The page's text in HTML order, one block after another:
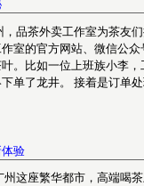
品茶外卖工作室为茶友
室的官方网站、微信公
。比如一位上班族小李
单了龙井。 接着是订单
验
这座繁华都市，高端喝